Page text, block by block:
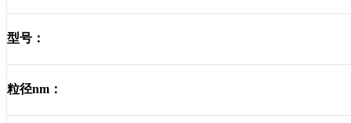
型号：
粒径nm：